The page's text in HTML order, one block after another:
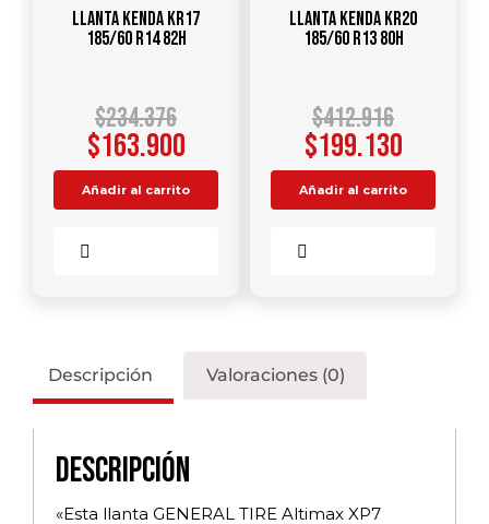
Llanta KENDA KR17
185/60 R14 82H
$234.376
$163.900
Añadir al carrito
Llanta KENDA KR20
185/60 R13 80H
$412.916
$199.130
Añadir al carrito
Descripción Valoraciones (0)
Descripción
«Esta llanta GENERAL TIRE Altimax XP7